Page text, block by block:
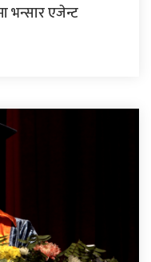
भन्सार एजेन्ट